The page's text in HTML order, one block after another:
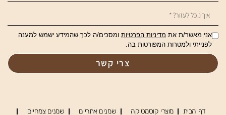
אני מאשר/ת את מדיניות הפרטיות ומסכים/ה לכך שהמידע ישמש למענה
לפנייתי ולמטרות המפורטות בה.
צרי קשר
דף הבית מוצרי קוסמטיקה שמנים אתריים שמנים צמחיים